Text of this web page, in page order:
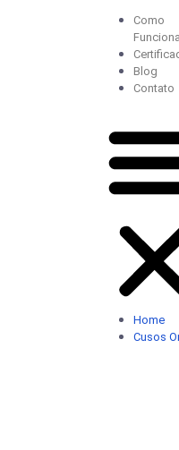
Como
Blog
Contato
Home
Cusos